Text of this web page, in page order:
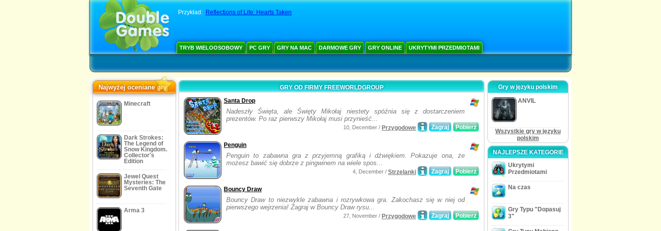
Przykład: Reflections of Life: Hearts Taken
TRYB WIELOOSOBOWY PC GRY GRY NA MAC DARMOWE GRY GRY ONLINE UKRYTYMI PRZEDMIOTAMI
Najwyżej oceniane gry
Minecraft
Dark Strokes:
The Legend of
Snow Kingdom.
Collector's
Edition
Jewel Quest
Mysteries: The
Seventh Gate
Arma 3
GRY OD FIRMY FREEWORLDGROUP
Santa Drop
Nadeszły Święta, ale Święty Mikołaj niestety spóźnia się z dostarczeniem
prezentów. Po raz pierwszy Mikołaj musi przynieść...
Pobierz
Zagraj
10, December / Przygodowe
Penguin
Penguin to zabawna gra z przyjemną grafiką i dźwiękiem. Pokazuje ona, że
możesz bawić się dobrze z pingwinem na wiele spos...
Pobierz
Zagraj
4, December / Strzelanki
Bouncy Draw
Bouncy Draw to niezwykle zabawna i rozrywkowa gra. Zakochasz się w niej od
pierwszego wejrzenia! Zagraj w Bouncy Draw rysu...
Pobierz
Zagraj
27, November / Przygodowe
Gry w języku polskim
ANVIL
Wszystkie gry w języku
polskim
NAJLEPSZE KATEGORIE
Ukrytymi
Przedmiotami
Na czas
Gry Typu "Dopasuj
3"